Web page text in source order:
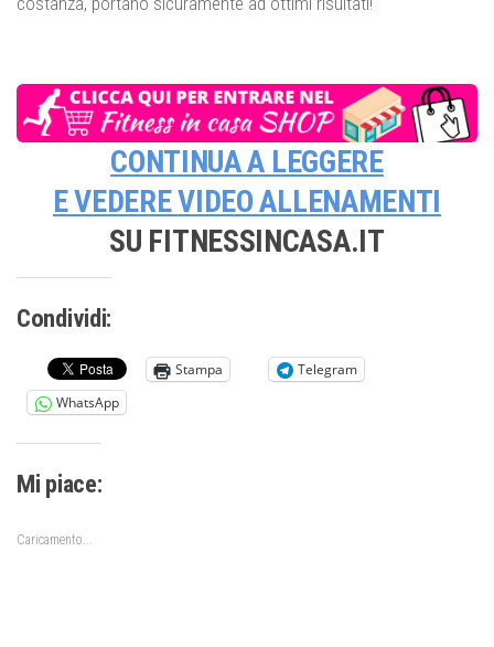
CONTINUA A LEGGERE
E VEDEREVIDEO ALLENAMENTI
SU FITNESSINCASA.IT
Condividi:
Stampa
Telegram
WhatsApp
Mi piace:
Caricamento...